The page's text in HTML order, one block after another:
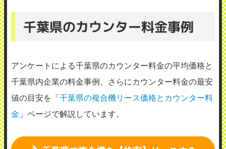
複合機の調子が悪かったり、PCとの接続が
に対応してくれてとても助かっている。 修
理や工事の時も作業員だけではなく、担当
の営業マンも同席してくれてとても良い対
応をしてくれている。 定期メンテナンスに
してくれている。
千葉県のカウンター料金事例
アンケートによる千葉県のカウンター料金の平均価格と
千葉県内企業の料金事例、さらにカウンター料金の最安
値の目安を「千葉県の複合機リース価格とカウンター料
金 」ページで解説しています。